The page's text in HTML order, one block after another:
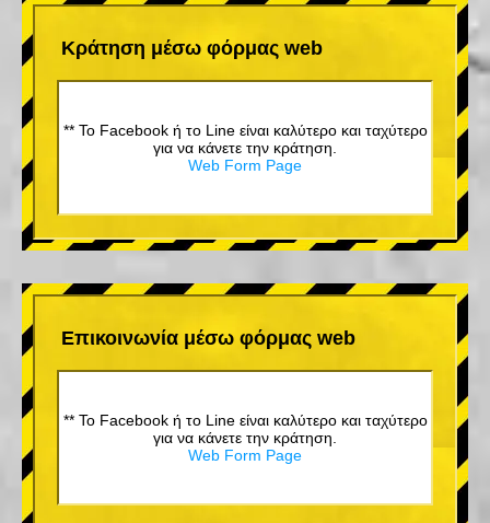
Κράτηση μέσω φόρμας web
** Το Facebook ή το Line είναι καλύτερο και ταχύτερο
για να κάνετε την κράτηση.
Web Form Page
Επικοινωνία μέσω φόρμας web
** Το Facebook ή το Line είναι καλύτερο και ταχύτερο
για να κάνετε την κράτηση.
Web Form Page